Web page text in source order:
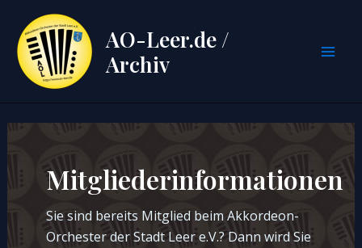
Inhalt
springen
AO-Leer.de /
Archiv
Mitgliederinformationen
Sie sind bereits Mitglied beim Akkordeon-
Orchester der Stadt Leer e.V.? Dann wird Sie